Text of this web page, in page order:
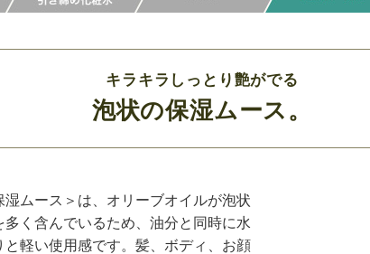
キラキラしっとり艶がでる
泡状の保湿ムース。
ムース＞は、オリーブオイルが泡状
く含んでいるため、油分と同時に水
軽い使用感です。髪、ボディ、お顔